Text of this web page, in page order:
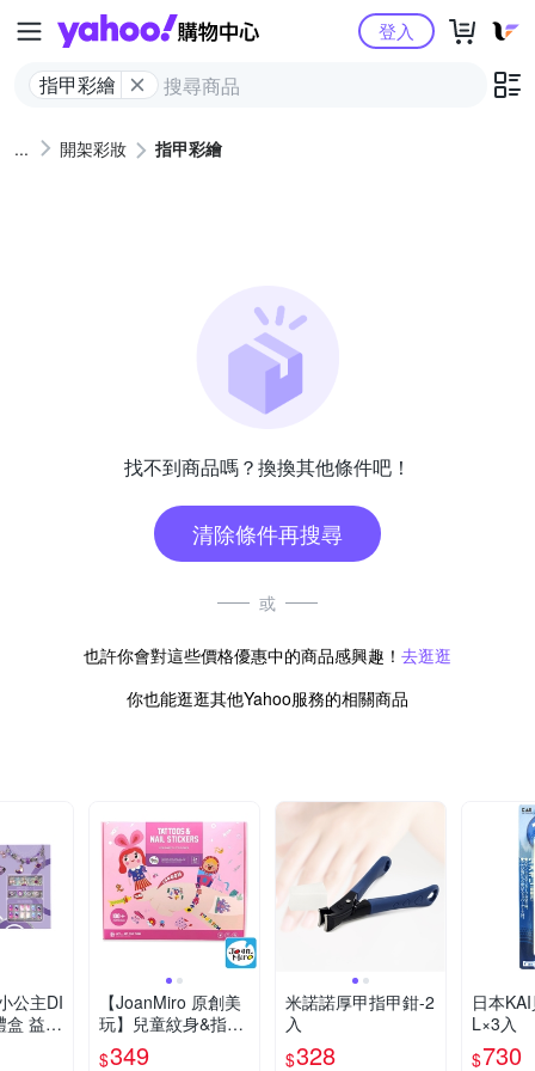
Yahoo購物中心
指甲彩繪
登入
開架彩妝 指甲彩繪
找不到商品嗎？換換其他條件吧！
清除條件再搜尋
或
也許你會對這些價格優惠中的商品感興趣！ 去逛逛
你也能逛逛其他Yahoo服務的相關商品
公主DI
盒 益智
【JoanMiro 原創美
玩】兒童紋身&指甲
貼紙-Girl款
$349
米諾諾厚甲指甲鉗-2
入
$328
日本
L×3入
$730